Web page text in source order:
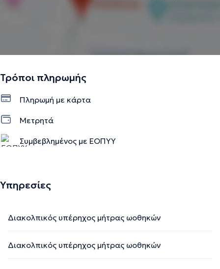
Τρόποι πληρωμής
Πληρωμή με κάρτα
Μετρητά
Συμβεβλημένος με ΕΟΠΥΥ
Υπηρεσίες
Διακολπικός υπέρηχος μήτρας ωοθηκών
Διακολπικός υπέρηχος μήτρας ωοθηκών